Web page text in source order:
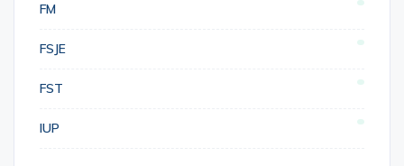
FM
FSJE
FST
IUP